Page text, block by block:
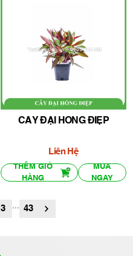
CÂY ĐẠI HỒNG ĐIỆP
Liên Hệ
THÊM GIỎ
HÀNG
MUA
NGAY
3 43